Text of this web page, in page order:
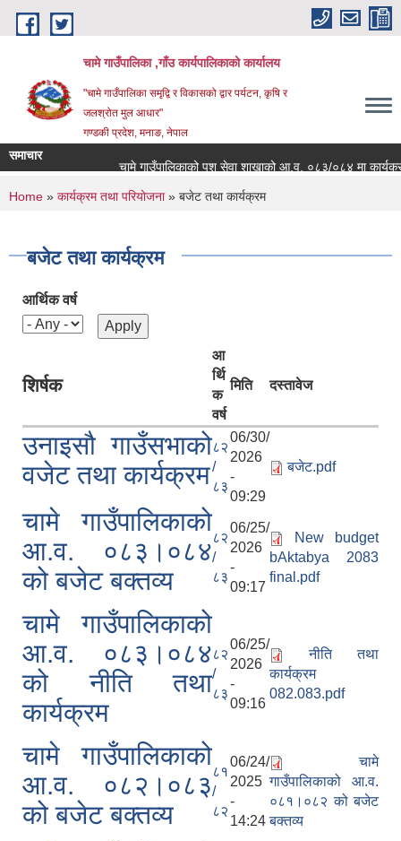
Skip to main content
चामे गाउँपालिका ,गाँउ कार्यपालिकाको कार्यालय
"चामे गाउँपालिका समृद्वि र विकासको द्वार पर्यटन, कृषि र
जलश्रोत मुल आधार"
गण्डकी प्रदेश, मनाङ, नेपाल
समाचार
चामे गाउँपालिकाको पशु सेवा शाखाको आ.व. ०८३/०८४ मा कार्यक्रम
You are here
Home » कार्यक्रम तथा परियोजना» बजेट तथा कार्यक्रम
बजेट तथा कार्यक्रम
आर्थिक वर्ष
शिर्षक
आ
र्थि
क
वर्ष
मिति दस्तावेज
उनाइसौ गाउँसभाको
वजेट तथा कार्यक्रम
८२
/
८३
06/30/
2026
-
09:29
बजेट.pdf
चामे गाउँपालिकाको
आ.व. ०८३।०८४
को बजेट बक्तव्य
८२
/
८३
06/25/
2026
-
09:17
New budget
bAktabya 2083
final.pdf
चामे गाउँपालिकाको
आ.व. ०८३।०८४
को नीति तथा
कार्यक्रम
८२
/
८३
06/25/
2026
-
09:16
नीति तथा
कार्यक्रम
082.083.pdf
चामे गाउँपालिकाको
आ.व. ०८२।०८३
को बजेट बक्तव्य
८१
/
८२
06/24/
2025
-
14:24
चामे
गाउँपालिकाको आ.व.
०८१।०८२ को बजेट
बक्तव्य